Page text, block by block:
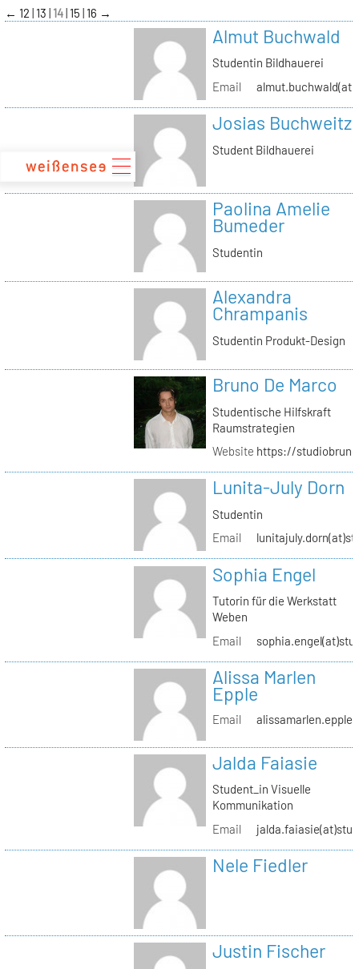
zum
Inhalt
← 12 13 14 15 16 →
Almut Buchwald
Studentin Bildhauerei
Email
Josias Buchweitz
Student Bildhauerei
Paolina Amelie
Bumeder
Studentin
Alexandra
Chrampanis
Studentin Produkt-Design
Bruno De Marco
Studentische Hilfskraft
Raumstrategien
Website https://
Lunita-July Dorn
Studentin
Email
Sophia Engel
Tutorin für die Werkstatt
Weben
Email
Alissa Marlen
Epple
Email
Jalda Faiasie
Student_in Visuelle
Kommunikation
Email
Nele Fiedler
Justin Fischer